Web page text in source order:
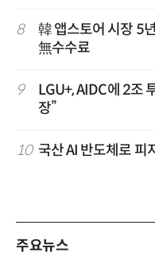
8
韓 앱스토어 시장 5
無수수료
9
LGU+, AIDC에 2조
장”
10 국산 AI 반도체로
주요뉴스